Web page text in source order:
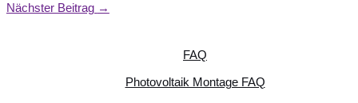
Nächster Beitrag →
FAQ
Photovoltaik Montage FAQ